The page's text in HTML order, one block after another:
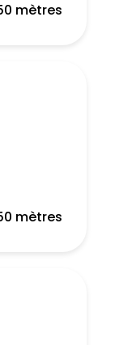
mètres
mètres